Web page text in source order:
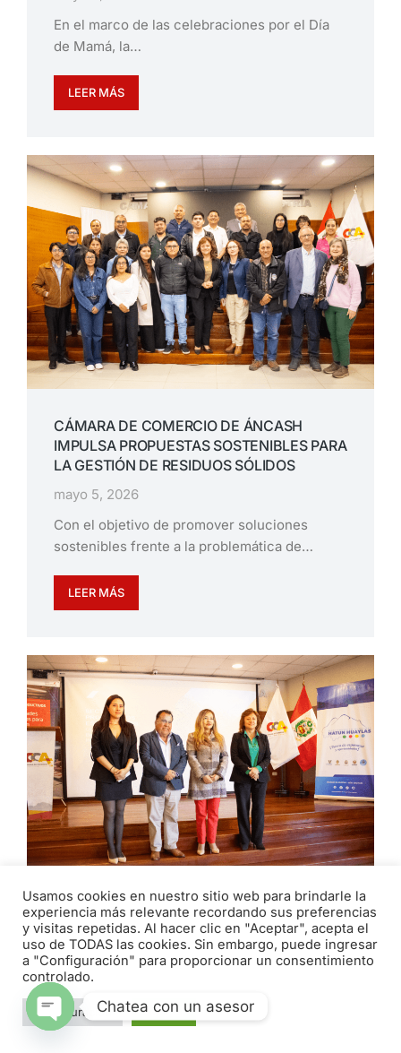
En el marco de las celebraciones por el Día
de Mamá, la…
LEER MÁS
CÁMARA DE COMERCIO DE ÁNCASH
IMPULSA PROPUESTAS SOSTENIBLES PARA
LA GESTIÓN DE RESIDUOS SÓLIDOS
mayo 5, 2026
Con el objetivo de promover soluciones
sostenibles frente a la problemática de…
LEER MÁS
EMPRESARIOS Y AUTORIDADES
PARTICIPAN EN ENCUENTRO PROMOVIDO
POR LA CÁMARA DE COMERCIO DE
ÁNCASH
abril 29, 2026
Usamos cookies en nuestro sitio web para brindarle la
experiencia más relevante recordando sus preferencias
y visitas repetidas. Al hacer clic en "Aceptar", acepta el
uso de TODAS las cookies. Sin embargo, puede ingresar
a "Configuración" para proporcionar un consentimiento
controlado.
Configuración Aceptar
Chatea con un asesor